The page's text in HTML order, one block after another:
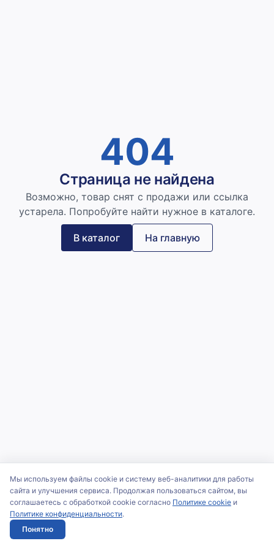
404
Страница не найдена
Возможно, товар снят с продажи или ссылка
устарела. Попробуйте найти нужное в каталоге.
В каталог На главную
Мы используем файлы cookie и систему веб-аналитики для работы
сайта и улучшения сервиса. Продолжая пользоваться сайтом, вы
соглашаетесь с обработкой cookie согласно Политике cookie и
Политике конфиденциальности.
Понятно